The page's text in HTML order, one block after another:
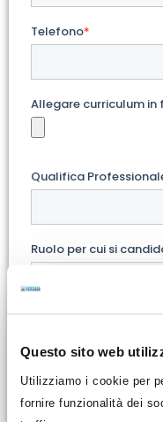
Questo sito web
Utilizziamo i cookie per
fornire funzionalità dei
Telefono*
Allegare curriculum
Qualifica
Ruolo per cui si
In quali province sei